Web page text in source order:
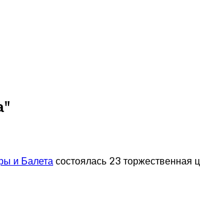
и Балетасостоялась 23 торжественная